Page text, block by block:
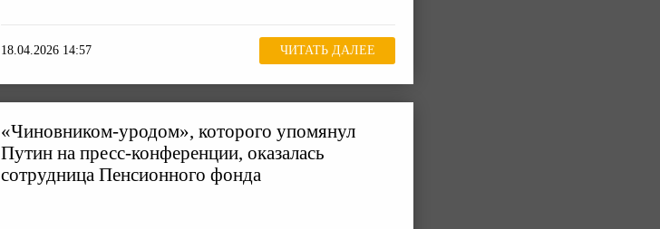
18.04.2026 14:57 ЧИТАТЬ ДАЛЕЕ
«Чиновником-уродом», которого упомянул
Путин на пресс-конференции, оказалась
сотрудница Пенсионного фонда